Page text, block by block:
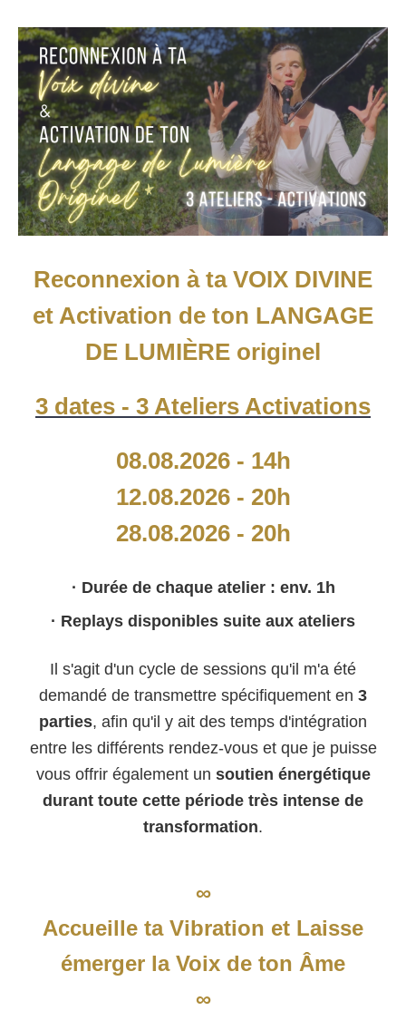
Reconnexion à ta VOIX DIVINE
et Activation de ton LANGAGE
DE LUMIÈRE originel
3 dates - 3 Ateliers Activations
08.08.2026 - 14h
12.08.2026 - 20h
28.08.2026 - 20h
· Durée de chaque atelier : env. 1h
· Replays disponibles suite aux ateliers
Il s'agit d'un cycle de sessions qu'il m'a été
demandé de transmettre spécifiquement en 3
parties, afin qu'il y ait des temps d'intégration
entre les différents rendez-vous et que je puisse
vous offrir également un soutien énergétique
durant toute cette période très intense de
transformation.
∞
Accueille ta Vibration et Laisse
émerger la Voix de ton Âme
∞